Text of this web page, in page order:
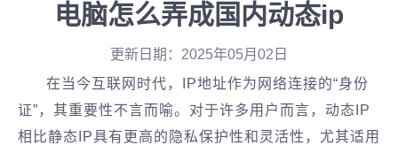
电脑怎么弄成国内动态ip
更新日期：2025年05月02日
在当今互联网时代，IP地址作为网络连接的“身份
证”，其重要性不言而喻。对于许多用户而言，动态IP
相比静态IP具有更高的隐私保护性和灵活性，尤其适用